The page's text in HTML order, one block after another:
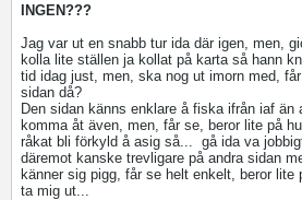
INGEN???
Jag var ut en snabb tur ida där igen, men,
kolla lite ställen ja kollat på karta så hann
tid idag just, men, ska nog ut imorn med,
sidan då?
Den sidan känns enklare å fiska ifrån iaf än
komma åt även, men, får se, beror lite på
råkat bli förkyld å asig så... gå ida va
däremot kanske trevligare på andra sidan
känner sig pigg, får se helt enkelt, beror lite
ta mig ut...